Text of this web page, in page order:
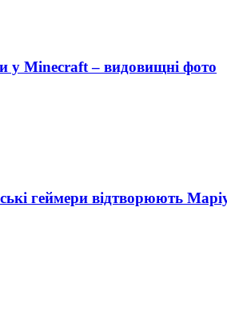
у Minecraft – видовищні фото
геймери відтворюють